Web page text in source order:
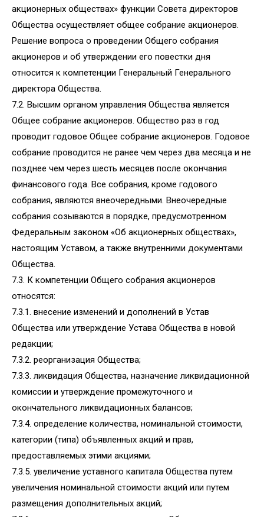
акционерных обществах» функции Совета директоров
Общества осуществляет общее собрание акционеров.
Решение вопроса о проведении Общего собрания
акционеров и об утверждении его повестки дня
относится к компетенции Генеральный Генерального
директора Общества.
7.2. Высшим органом управления Общества является
Общее собрание акционеров. Общество раз в год
проводит годовое Общее собрание акционеров. Годовое
собрание проводится не ранее чем через два месяца и не
позднее чем через шесть месяцев после окончания
финансового года. Все собрания, кроме годового
собрания, являются внеочередными. Внеочередные
собрания созываются в порядке, предусмотренном
Федеральным законом «Об акционерных обществах»,
настоящим Уставом, а также внутренними документами
Общества.
7.3. К компетенции Общего собрания акционеров
относятся:
7.3.1. внесение изменений и дополнений в Устав
Общества или утверждение Устава Общества в новой
редакции;
7.3.2. реорганизация Общества;
7.3.3. ликвидация Общества, назначение ликвидационной
комиссии и утверждение промежуточного и
окончательного ликвидационных балансов;
7.3.4. определение количества, номинальной стоимости,
категории (типа) объявленных акций и прав,
предоставляемых этими акциями;
7.3.5. увеличение уставного капитала Общества путем
увеличения номинальной стоимости акций или путем
размещения дополнительных акций;